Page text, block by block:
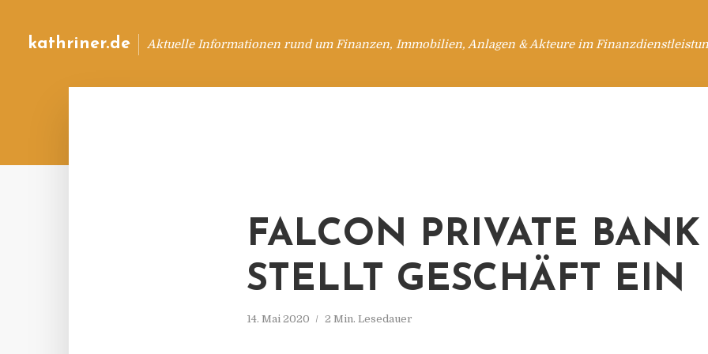
kathriner.de Aktuelle Informationen rund um Finanzen, Immobilien, Anlagen & Akteure im
FALCON PRIVATE BANK
STELLT GESCHÄFT EIN
14. Mai 2020 2 Min. Lesedauer